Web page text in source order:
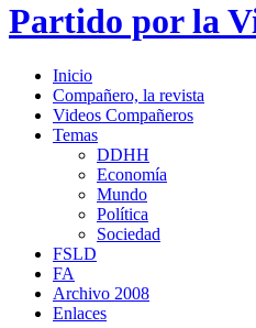
Partido por la
Inicio
Compañero, la revista
Videos Compañeros
Temas
DDHH
Economía
Mundo
Política
Sociedad
FSLD
FA
Archivo 2008
Enlaces